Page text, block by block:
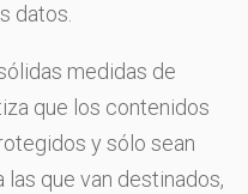
datos.
medidas de
que los contenidos
y sólo sean
que van destinados,